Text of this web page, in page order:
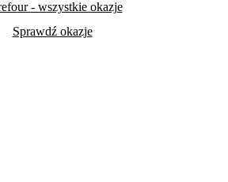
- wszystkie okazje
Sprawdź okazje